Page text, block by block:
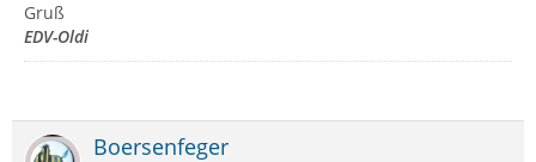
Gruß
EDV-Oldi
Boersenfeger